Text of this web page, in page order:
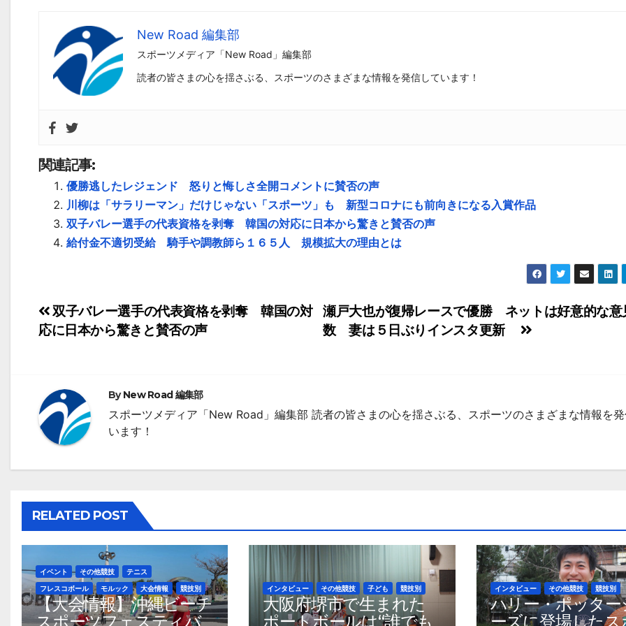
New Road 編集部
スポーツメディア「New Road」編集部
読者の皆さまの心を揺さぶる、スポーツのさまざまな情報を発信しています！
関連記事:
優勝逃したレジェンド 怒りと悔しさ全開コメントに賛否の声
川柳は「サラリーマン」だけじゃない「スポーツ」も 新型コロナにも前向きになる入賞作品
双子バレー選手の代表資格を剥奪 韓国の対応に日本から驚きと賛否の声
給付金不適切受給 騎手や調教師ら１６５人 規模拡大の理由とは
投
稿
ビ
ゲ
ー
シ
ョ
ン
瀬戸大也が復帰レースで優勝 ネットは好意的な意
数 妻は５日ぶりインスタ更新
双子バレー選手の代表資格を剥奪 韓国の対
応に日本から驚きと賛否の声
ByNew Road 編集部
スポーツメディア「New Road」編集部 読者の皆さまの心を揺さぶる、スポーツのさまざまな情報を
います！
RELATED POST
イベント その他競技
テニス
フレスコボール
モルック 大会情報 競技別
【大会情報】沖縄ビーチ
スポーツフェスティバ
インタビュー その他競技 子ども 競技別
大阪府堺市で生まれた
ポートボールは“誰でも
インタビュー その他競技 競技別
ハリー・ポッター
ーズに登場したス